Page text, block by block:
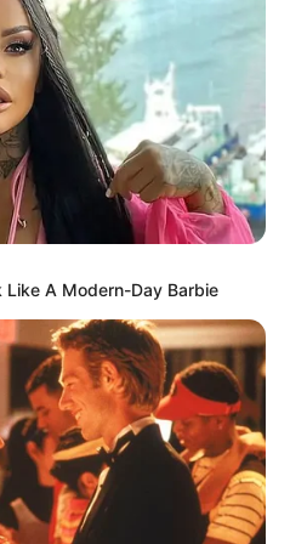
Avocado-Mayonnaise
zu herkömmlichen
an einfach
und Vitaminen ist.
für ihren hohen Gehalt
dazu beitragen
System zu
zu
von Avocado
Öl wird der Fettgehalt
den Geschmack und
Mayonnaise ein
das sowohl einfach
lecker ist. Mit
Like A Modern-Day Barbie